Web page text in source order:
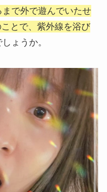
で外で遊んでいたせ
とで、紫外線を浴び
ょうか。